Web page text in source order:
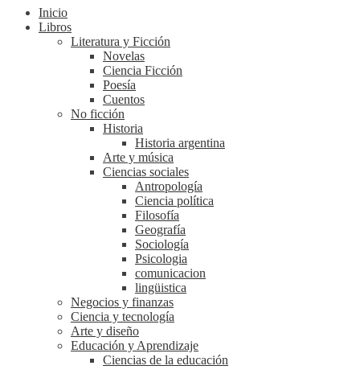
Inicio
Libros
Literatura y Ficción
Novelas
Ciencia Ficción
Poesía
Cuentos
No ficción
Historia
Historia argentina
Arte y música
Ciencias sociales
Antropología
Ciencia política
Filosofía
Geografía
Sociología
Psicologia
comunicacion
lingüistica
Negocios y finanzas
Ciencia y tecnología
Arte y diseño
Educación y Aprendizaje
Ciencias de la educación